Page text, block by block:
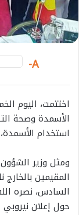
A-
اختتمت، اليوم
الأسمدة وصحة
استخدام الأسمدة،
ومثل وزير الشؤون
المقيمين بالخارج
السادس، نصره
حول إعلان نيروبي